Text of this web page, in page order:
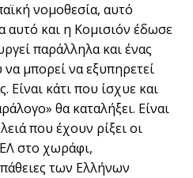
νομοθεσία, αυτό
αυτό και η Κομισιόν έδωσε
παράλληλα και ένας
μπορεί να εξυπηρετεί
κάτι που ίσχυε και
θα καταλήξει. Είναι
που έχουν ρίξει οι
στο χωράφι,
των Ελλήνων